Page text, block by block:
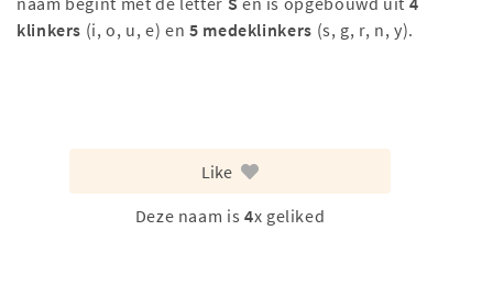
klinkers (i, o, u, e) en5 medeklinkers (s, g, r, n, y).
Like
Deze naam is 4x geliked